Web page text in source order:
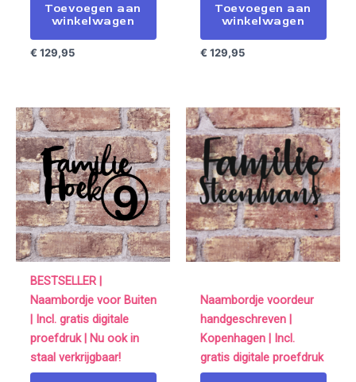
Toevoegen aan
winkelwagen
€ 129,95
Toevoegen aan
winkelwagen
€ 129,95
BESTSELLER |
Naambordje voor Buiten
| Incl. gratis digitale
proefdruk | Nu ook in
staal verkrijgbaar!
Naambordje voordeur
handgeschreven |
Kopenhagen | Incl.
gratis digitale proefdruk